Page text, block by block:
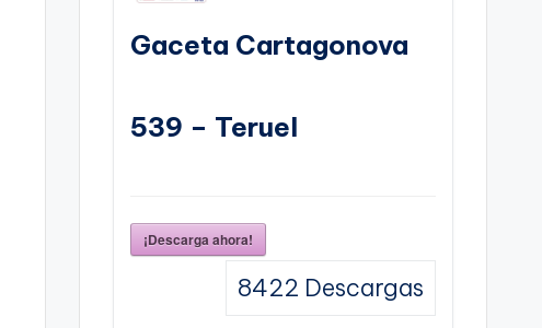
Gaceta Cartagonova
539 – Teruel
¡Descarga ahora!
8422 Descargas